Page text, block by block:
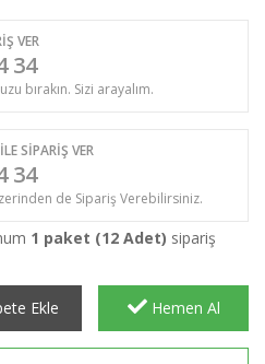
VER
34
bırakın. Sizi arayalım.
SİPARİŞ VER
34
de Sipariş Verebilirsiniz.
1 paket (12 Adet) sipariş
Ekle Hemen Al